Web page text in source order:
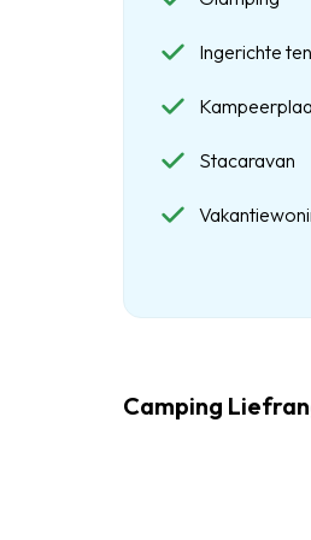
Ingerichte
Stacaravan
Camping